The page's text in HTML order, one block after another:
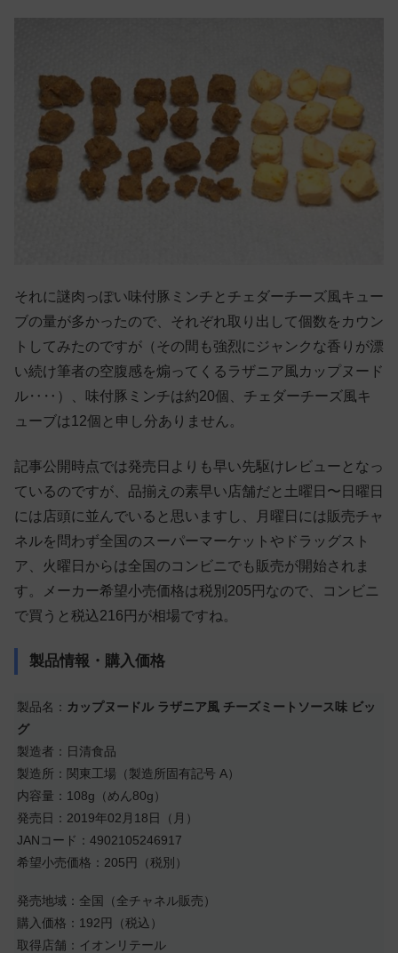
それに謎肉っぽい味付豚ミンチとチェダーチーズ風キュー
ブの量が多かったので、それぞれ取り出して個数をカウン
トしてみたのですが（その間も強烈にジャンクな香りが漂
い続け筆者の空腹感を煽ってくるラザニア風カップヌード
ル‥‥）、味付豚ミンチは約20個、チェダーチーズ風キ
ューブは12個と申し分ありません。
記事公開時点では発売日よりも早い先駆けレビューとなっ
ているのですが、品揃えの素早い店舗だと土曜日〜日曜日
には店頭に並んでいると思いますし、月曜日には販売チャ
ネルを問わず全国のスーパーマーケットやドラッグスト
ア、火曜日からは全国のコンビニでも販売が開始されま
す。メーカー希望小売価格は税別205円なので、コンビニ
で買うと税込216円が相場ですね。
製品情報・購入価格
製品名： カップヌードル ラザニア風 チーズミートソース味 ビッ
グ
製造者：日清食品
製造所：関東工場（製造所固有記号 A）
内容量：108g（めん80g）
発売日：2019年02月18日（月）
JANコード：4902105246917
希望小売価格：205円（税別）
発売地域：全国（全チャネル販売）
購入価格：192円（税込）
取得店舗：イオンリテール